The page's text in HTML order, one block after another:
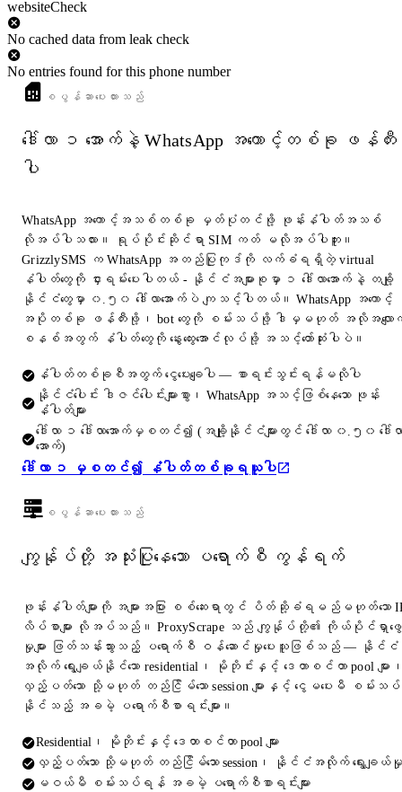
websiteCheck
No cached data from leak check
No entries found for this phone number
စပွန်ဆာပေးထားသည်
ဒေါ်လာ ၁ အောက်နဲ့ WhatsApp အကောင့်တစ်ခု ဖန်တီး
ပါ
WhatsApp အကောင့်အသစ်တစ်ခု မှတ်ပုံတင်ဖို့ ဖုန်းနံပါတ်အသစ်
လိုအပ်ပါသလား။ ရုပ်ပိုင်းဆိုင်ရာ SIM ကတ် မလိုအပ်ပါဘူး။
GrizzlySMS က WhatsApp အတည်ပြုကုဒ်ကို လက်ခံရရှိတဲ့ virtual
နံပါတ်တွေကို ငှားရမ်းပေးပါတယ် - နိုင်ငံအများစုမှာ ၁ ဒေါ်လာအောက်နဲ့ တချို့
နိုင်ငံတွေမှာ ၀.၅၀ ဒေါ်လာအောက်ပဲ ကျသင့်ပါတယ်။ WhatsApp အကောင့်
အပိုတစ်ခု ဖန်တီးဖို့၊ bot တွေကို စမ်းသပ်ဖို့ ဒါမှမဟုတ် အလိုအလျော
စနစ်အတွက် နံပါတ်တွေကို နွေးထွေးအောင်လုပ်ဖို့ အသင့်တော်ဆုံးပါပဲ။
နံပါတ်တစ်ခုစီအတွက် ငွေပေးချေပါ — စာရင်းသွင်းရန်မလိုပါ
နိုင်ငံပေါင်း ဒါဇင်ပေါင်းများစွာ၊ WhatsApp အသင့်ဖြစ်နေသော ဖုန်း
နံပါတ်များ
ဒေါ်လာ ၁ ဒေါ်လာအောက်မှစတင်၍ (အချို့နိုင်ငံများတွင် ဒေါ်လာ ၀.၅၀ ဒေါ်လ
အောက်)
ဒေါ်လာ ၁ မှစတင်၍ နံပါတ်တစ်ခုရယူပါ
စပွန်ဆာပေးထားသည်
ကျွန်ုပ်တို့ အသုံးပြုနေသော ပရောက်စီ ကွန်ရက်
ဖုန်းနံပါတ်များကို အများအပြား စစ်ဆေးရာတွင် ပိတ်ဆို့ခံရမည်မဟုတ်သော
လိပ်စာများ လိုအပ်သည်။ ProxyScrape သည် ကျွန်ုပ်တို့၏ ကိုယ်ပိုင်ရှာဖွေ
မှုများ ဖြတ်သန်းသွားသည့် ပရောက်စီ ဝန်ဆောင်မှုပေးသူဖြစ်သည် — နိုင်ငံ
အလိုက် ရွေးချယ်နိုင်သော residential၊ မိုဘိုင်းနှင့် ဒေတာစင်တာ pool များ
လှည့်ပတ်သော သို့မဟုတ် တည်ငြိမ်သော session များနှင့် ငွေမပေးမီ စမ်းသပ်
နိုင်သည့် အခမဲ့ ပရောက်စီစာရင်းများ။
Residential၊ မိုဘိုင်းနှင့် ဒေတာစင်တာ pool များ
လှည့်ပတ်သော သို့မဟုတ် တည်ငြိမ်သော session၊ နိုင်ငံအလိုက် ရွေးချယ်မှု
မဝယ်မီ စမ်းသပ်ရန် အခမဲ့ ပရောက်စီစာရင်းများ